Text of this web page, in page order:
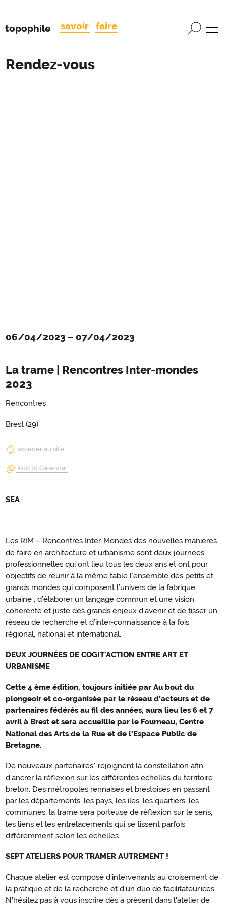
topophile savoir faire
Rendez-vous
06/04/2023 – 07/04/2023
La trame | Rencontres Inter-mondes
2023
Rencontres
Brest (29)
accéder au site
Add to Calendar
SEA
Les RIM – Rencontres Inter-Mondes des nouvelles manières
de faire en architecture et urbanisme sont deux journées
professionnelles qui ont lieu tous les deux ans et ont pour
objectifs de réunir à la même table l’ensemble des petits et
grands mondes qui composent l’univers de la fabrique
urbaine ; d’élaborer un langage commun et une vision
cohérente et juste des grands enjeux d’avenir et de tisser un
réseau de recherche et d’inter-connaissance à la fois
régional, national et international.
DEUX JOURNÉES DE COGIT'ACTION ENTRE ART ET
URBANISME
Cette 4 ème édition, toujours initiée par Au bout du
plongeoir et co-organisée par le réseau d’acteurs et de
partenaires fédérés au fil des années, aura lieu les 6 et 7
avril à Brest et sera accueillie par le Fourneau, Centre
National des Arts de la Rue et de l’Espace Public de
Bretagne.
De nouveaux partenaires* rejoignent la constellation afin
d’ancrer la réflexion sur les différentes échelles du territoire
breton. Des métropoles rennaises et brestoises en passant
par les départements, les pays, les îles, les quartiers, les
communes, la trame sera porteuse de réflexion sur le sens,
les liens et les entrelacements qui se tissent parfois
différemment selon les échelles.
SEPT ATELIERS POUR TRAMER AUTREMENT !
Chaque atelier est composé d'intervenants au croisement de
la pratique et de la recherche et d'un duo de facilitateur.ices.
N'hésitez pas à vous inscrire dès à présent dans l'atelier de